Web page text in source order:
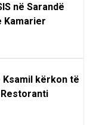
në Sarandë
Kamarier
kërkon të